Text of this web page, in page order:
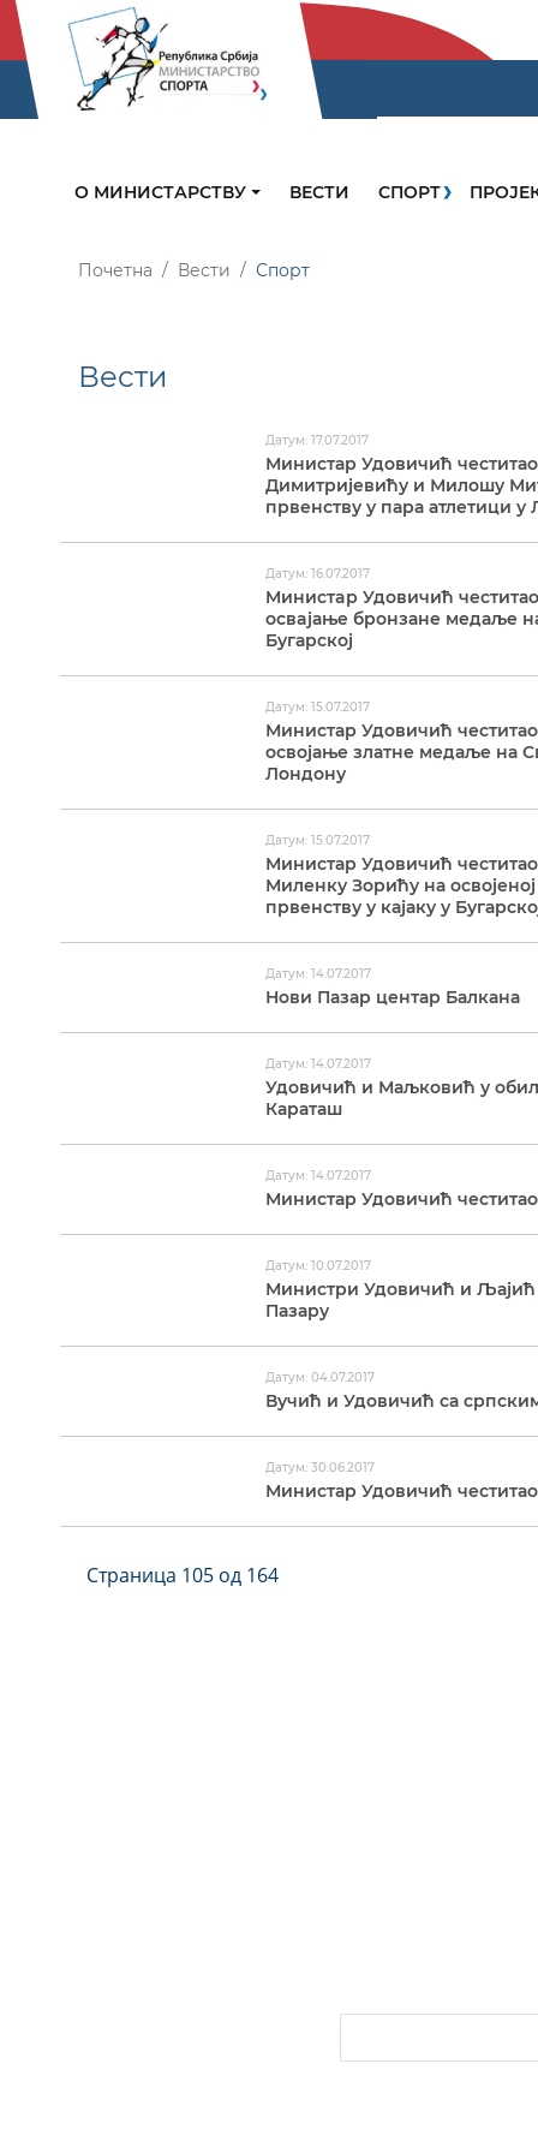
О МИНИСТАРСТВУ ВЕСТИ СПОРТ
Почетна Вести Спорт
Вести
Датум: 17.07.2017
Министар Удовичић
Димитријевићу и Милошу
првенству у пара атлетици у
Датум: 16.07.2017
Mинистaр Удовичић
освaјање бронзане медаље
Бугарској
Датум: 15.07.2017
Министар Удовичић
освојање златне медаље на
Лондону
Датум: 15.07.2017
Министар Удовичић
Миленку Зорићу на
првенству у кајаку у
Датум: 14.07.2017
Нови Пазар центар Балкана
Датум: 14.07.2017
Удовичић и Маљковић у
Караташ
Датум: 14.07.2017
Министар Удовичић
Датум: 10.07.2017
Министри Удовичић и Љајић
Пазару
Датум: 04.07.2017
Вучић и Удовичић са
Датум: 30.06.2017
Министар Удовичић
Страница 105 од 164